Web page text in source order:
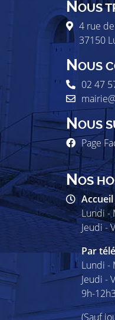
NOUS
4 rue
37150
NOUS
02 47
NOUS
Page
NOS
Lundi -
Jeudi -
Par
Lundi -
Jeudi -
9h-
(Sauf